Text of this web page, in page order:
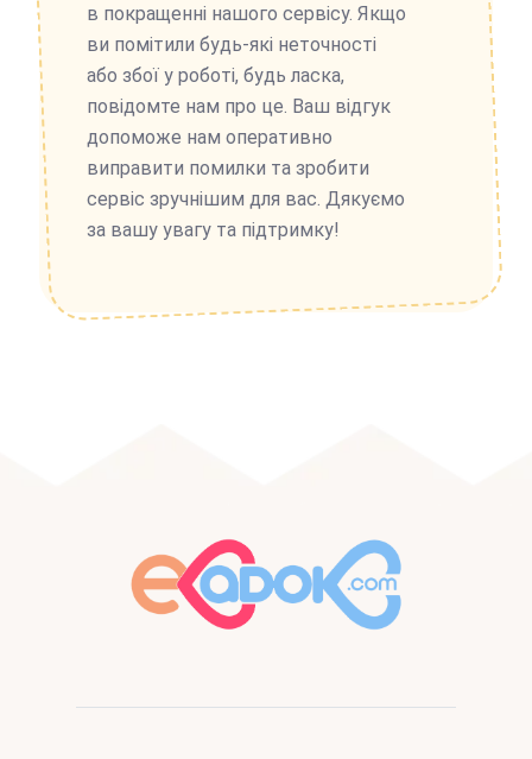
в покращенні нашого сервісу. Якщо
ви помітили будь-які неточності
або збої у роботі, будь ласка,
повідомте нам про це. Ваш відгук
допоможе нам оперативно
виправити помилки та зробити
сервіс зручнішим для вас. Дякуємо
за вашу увагу та підтримку!